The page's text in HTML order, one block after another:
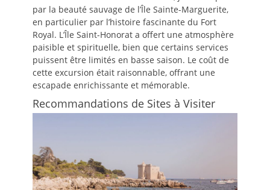
par la beauté sauvage de l’Île Sainte-Marguerite,
en particulier par l’histoire fascinante du Fort
Royal. L’Île Saint-Honorat a offert une atmosphère
paisible et spirituelle, bien que certains services
puissent être limités en basse saison. Le coût de
cette excursion était raisonnable, offrant une
escapade enrichissante et mémorable.
Recommandations de Sites à Visiter